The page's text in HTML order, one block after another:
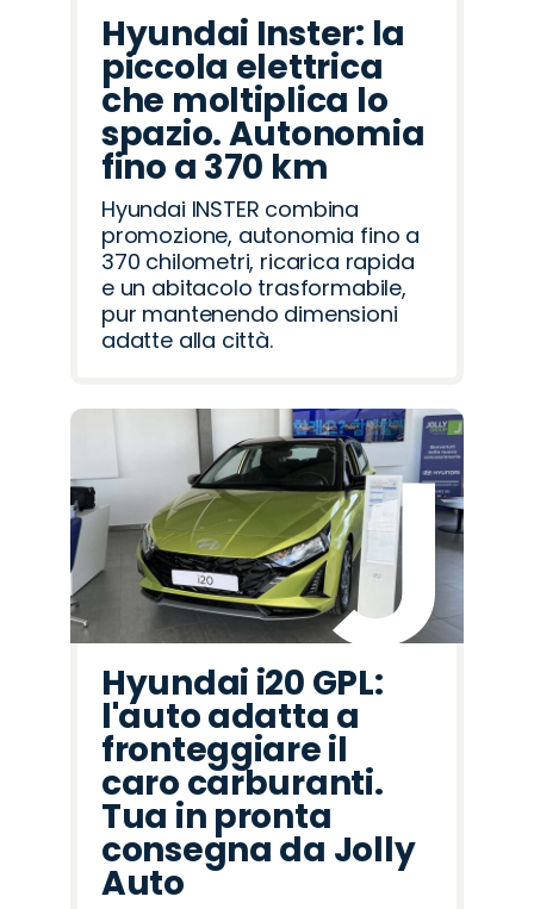
Hyundai Inster: la
piccola elettrica
che moltiplica lo
spazio. Autonomia
fino a 370 km
Hyundai INSTER combina
promozione, autonomia fino a
370 chilometri, ricarica rapida
e un abitacolo trasformabile,
pur mantenendo dimensioni
adatte alla città.
Hyundai i20 GPL:
l'auto adatta a
fronteggiare il
caro carburanti.
Tua in pronta
consegna da Jolly
Auto